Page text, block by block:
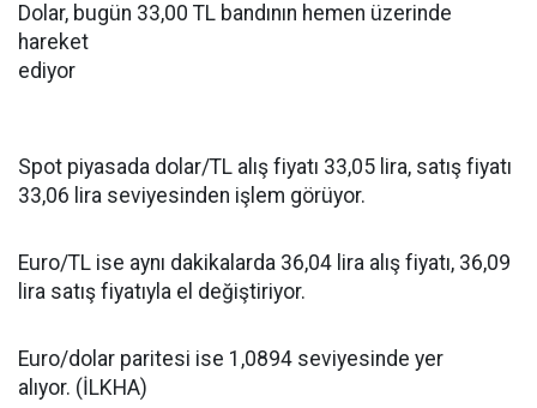
Dolar, bugün 33,00 TL bandının hemen üzerinde
hareket
ediyor
Spot piyasada dolar/TL alış fiyatı 33,05 lira, satış fiyatı
33,06 lira seviyesinden işlem görüyor.
Euro/TL ise aynı dakikalarda 36,04 lira alış fiyatı, 36,09
lira satış fiyatıyla el değiştiriyor.
Euro/dolar paritesi ise 1,0894 seviyesinde yer
alıyor. (İLKHA)